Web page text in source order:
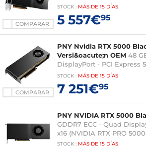
COMPARAR
STOCK : MÁS DE 15 DÍAS
5 557€95
COMPARAR
PNY Nvidia RTX 5000
Versi&oacute;n OEM 48
DisplayPort - PCI Express
PRO 5000 Blackwell)
STOCK : MÁS DE 15 DÍAS
7 251€95
PNY NVIDIA RTX 5000
GDDR7 ECC - Quad
x16 (NVIDIA RTX PRO
STOCK : MÁS DE 15 DÍAS